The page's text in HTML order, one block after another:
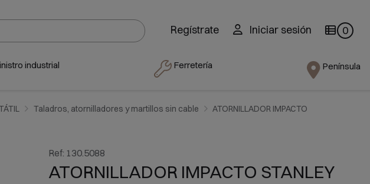
Regístrate Iniciar sesión 0
industrial Ferretería Península
Taladros, atornilladores y martillos sin cable
ATORNILLADOR IMPACTO
Ref: 130.5088
ATORNILLADOR IMPACTO STANLEY